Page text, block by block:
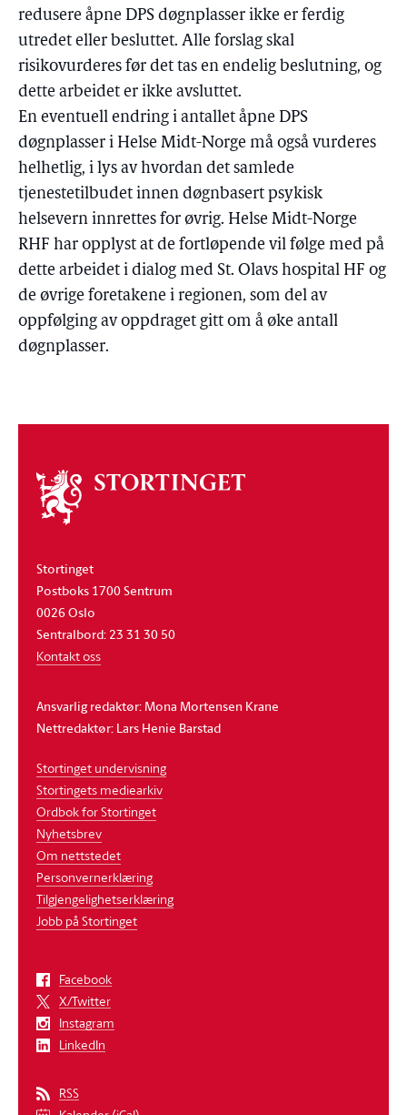
redusere åpne DPS døgnplasser ikke er ferdig
utredet eller besluttet. Alle forslag skal
risikovurderes før det tas en endelig beslutning, og
dette arbeidet er ikke avsluttet.
En eventuell endring i antallet åpne DPS
døgnplasser i Helse Midt-Norge må også vurderes
helhetlig, i lys av hvordan det samlede
tjenestetilbudet innen døgnbasert psykisk
helsevern innrettes for øvrig. Helse Midt-Norge
RHF har opplyst at de fortløpende vil følge med på
dette arbeidet i dialog med St. Olavs hospital HF og
de øvrige foretakene i regionen, som del av
oppfølging av oppdraget gitt om å øke antall
døgnplasser.
Om
stortinget
Stortinget
Postboks 1700 Sentrum
0026 Oslo
Sentralbord: 23 31 30 50
Kontakt oss
Ansvarlig redaktør: Mona Mortensen Krane
Nettredaktør: Lars Henie Barstad
Stortinget undervisning
Stortingets mediearkiv
Ordbok for Stortinget
Nyhetsbrev
Om nettstedet
Personvernerklæring
Tilgjengelighetserklæring
Jobb på Stortinget
Facebook
X/Twitter
Instagram
LinkedIn
RSS